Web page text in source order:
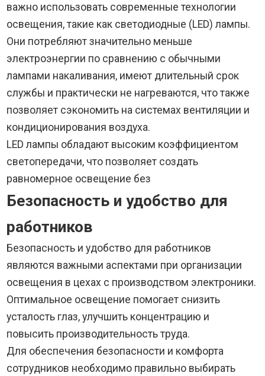
важно использовать современные технологии
освещения, такие как светодиодные (LED) лампы.
Они потребляют значительно меньше
электроэнергии по сравнению с обычными
лампами накаливания, имеют длительный срок
службы и практически не нагреваются, что также
позволяет сэкономить на системах вентиляции и
кондиционирования воздуха.
LED лампы обладают высоким коэффициентом
светопередачи, что позволяет создать
равномерное освещение без
Безопасность и удобство для
работников
Безопасность и удобство для работников
являются важными аспектами при организации
освещения в цехах с производством электроники.
Оптимальное освещение помогает снизить
усталость глаз, улучшить концентрацию и
повысить производительность труда.
Для обеспечения безопасности и комфорта
сотрудников необходимо правильно выбирать